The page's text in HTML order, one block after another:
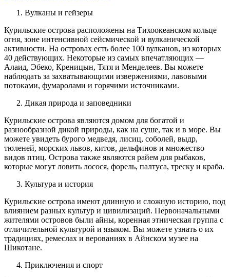
Вулканы и гейзеры
Курильские острова расположены на Тихоокеанском кольце
огня, зоне интенсивной сейсмической и вулканической
активности. На островах есть более 100 вулканов, из которых
40 действующих. Некоторые из самых впечатляющих —
Алаид, Эбеко, Креницын, Тятя и Менделеев. Вы можете
наблюдать за захватывающими извержениями, лавовыми
потоками, фумаролами и горячими источниками.
Дикая природа и заповедники
Курильские острова являются домом для богатой и
разнообразной дикой природы, как на суше, так и в море. Вы
можете увидеть бурого медведя, лисиц, соболей, выдр,
тюленей, морских львов, китов, дельфинов и множество
видов птиц. Острова также являются райем для рыбаков,
которые могут ловить лосося, форель, палтуса, треску и краба.
Культура и история
Курильские острова имеют длинную и сложную историю, под
влиянием разных культур и цивилизаций. Первоначальными
жителями островов были айны, коренная этническая группа с
отличительной культурой и языком. Вы можете узнать о их
традициях, ремеслах и верованиях в Айнском музее на
Шикотане.
Приключения и спорт